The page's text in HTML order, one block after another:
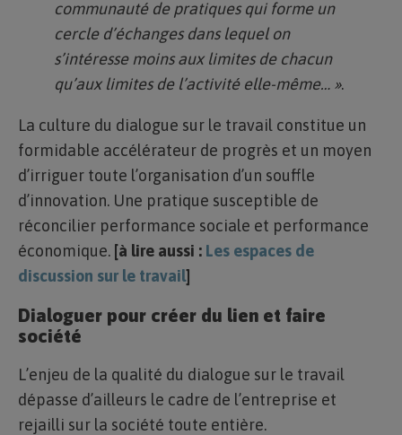
communauté de pratiques qui forme un
cercle d’échanges dans lequel on
s’intéresse moins aux limites de chacun
qu’aux limites de l’activité elle-même… ».
La culture du dialogue sur le travail constitue un
formidable accélérateur de progrès et un moyen
d’irriguer toute l’organisation d’un souffle
d’innovation. Une pratique susceptible de
réconcilier performance sociale et performance
économique. [à lire aussi : Les espaces de
discussion sur le travail]
Dialoguer pour créer du lien et faire
société
L’enjeu de la qualité du dialogue sur le travail
dépasse d’ailleurs le cadre de l’entreprise et
rejailli sur la société toute entière.